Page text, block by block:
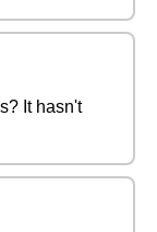
It hasn't